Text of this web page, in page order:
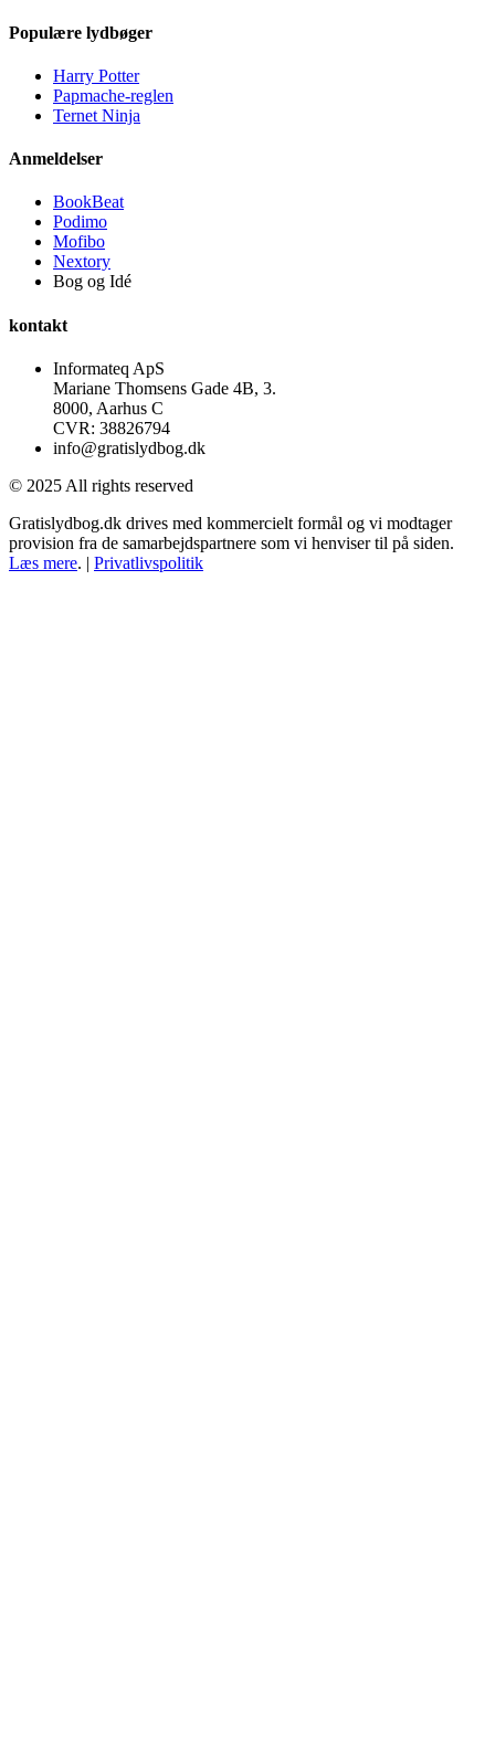
Populære lydbøger
Harry Potter
Papmache-reglen
Ternet Ninja
Anmeldelser
BookBeat
Podimo
Mofibo
Nextory
Bog og Idé
kontakt
Informateq ApS
Mariane Thomsens Gade 4B, 3.
8000, Aarhus C
CVR: 38826794
info@gratislydbog.dk
© 2025 All rights reserved
Gratislydbog.dk drives med kommercielt formål og vi modtager
provision fra de samarbejdspartnere som vi henviser til på siden.
Læs mere. | Privatlivspolitik